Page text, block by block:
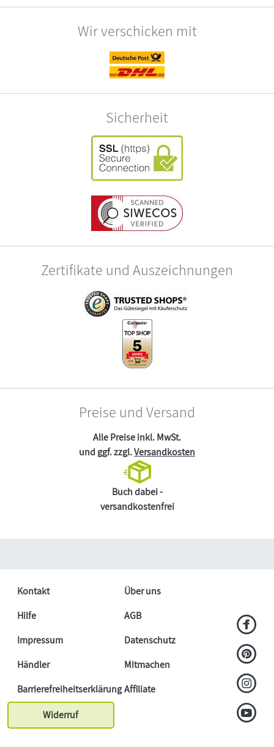
Wir verschicken mit
Sicherheit
Zertifikate und Auszeichnungen
Preise und Versand
Alle Preise inkl. MwSt.
und ggf. zzgl.Versandkosten
Buch dabei -
versandkostenfrei
Kontakt
Über uns
Hilfe
AGB
Impressum
Datenschutz
Händler
Mitmachen
BarrierefreiheitserklärungAffiliate
Widerruf